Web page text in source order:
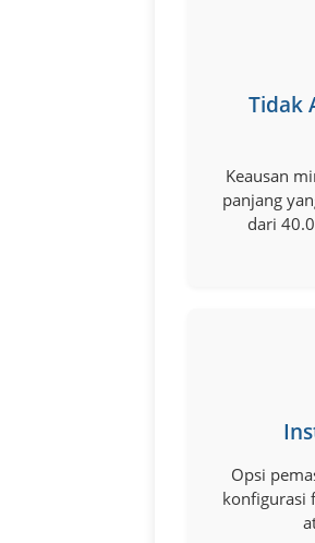
Tidak
Keausan
panjang
dari
Opsi
konfigurasi